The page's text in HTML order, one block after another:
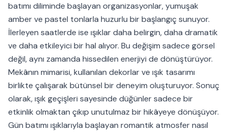
batımı diliminde başlayan organizasyonlar, yumuşak
amber ve pastel tonlarla huzurlu bir başlangıç sunuyor.
İlerleyen saatlerde ise ışıklar daha belirgin, daha dramatik
ve daha etkileyici bir hal alıyor. Bu değişim sadece görsel
değil, aynı zamanda hissedilen enerjiyi de dönüştürüyor.
Mekânın mimarisi, kullanılan dekorlar ve ışık tasarımı
birlikte çalışarak bütünsel bir deneyim oluşturuyor. Sonuç
olarak, ışık geçişleri sayesinde düğünler sadece bir
etkinlik olmaktan çıkıp unutulmaz bir hikâyeye dönüşüyor.
Gün batımı ışıklarıyla başlayan romantik atmosfer nasıl